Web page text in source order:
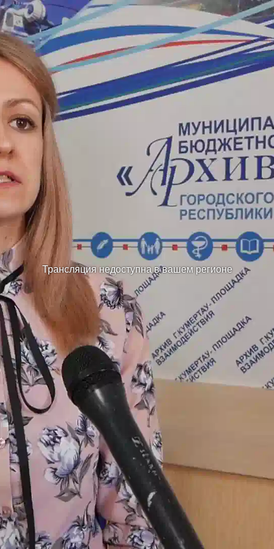
Трансляция недоступна в вашем регионе